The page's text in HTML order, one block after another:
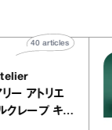
atelier
クアリー アトリエ
のミルクレープ キャ
40 articles